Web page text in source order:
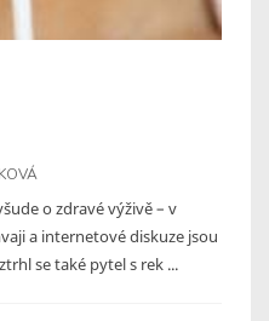
o zdravé výživě – v
a internetové diskuze jsou
se také pytel s rek ...